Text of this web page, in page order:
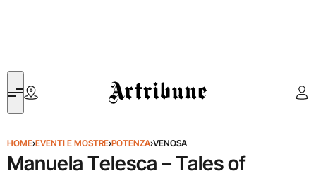
Artribune
HOME›EVENTI E MOSTRE›POTENZA›VENOSA
Manuela Telesca – Tales of